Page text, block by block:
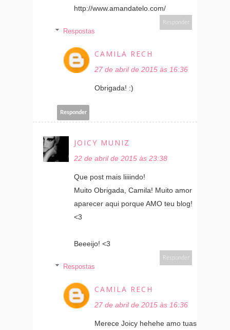
http://www.amandatelo.com/
Responder
Respostas
CAMILA RECH
27 de abril de 2015 às 16:36
Obrigada! :)
Responder
JOICY MUNIZ
22 de abril de 2015 às 23:38
Que post mais liiiindo!
Muito Obrigada, Camila! Muito amor
aparecer aqui porque AMO teu blog!
<3
Beeeijo! <3
Responder
Respostas
CAMILA RECH
27 de abril de 2015 às 16:36
Merece Joicy hehehe amo tuas